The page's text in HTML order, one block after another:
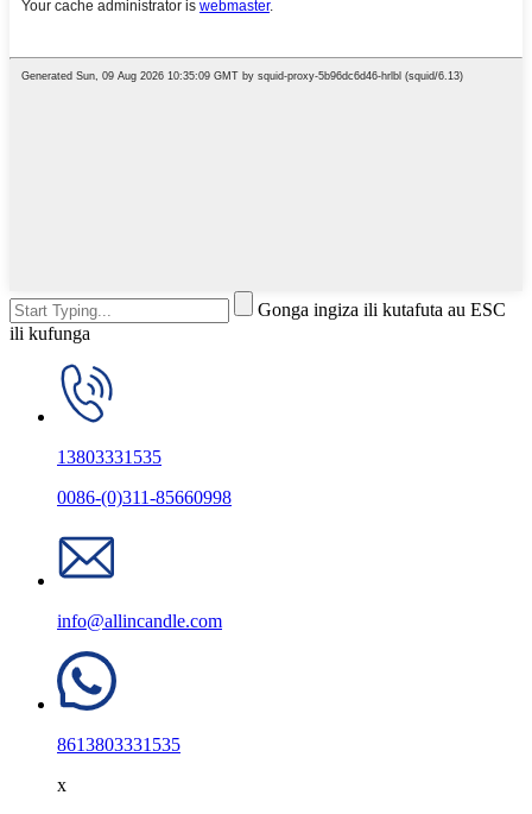
Gonga ingiza ili kutafuta au ESC
ili kufunga
13803331535
0086-(0)311-85660998
info@allincandle.com
8613803331535
x